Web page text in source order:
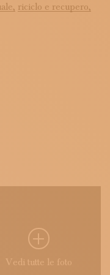
riciclo e recupero,
Vedi tutte le foto